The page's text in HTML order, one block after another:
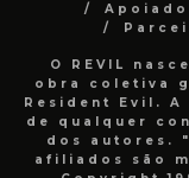
O REVIL
obra coletiva
Resident Evil.
de qualquer
dos autores.
afiliados são